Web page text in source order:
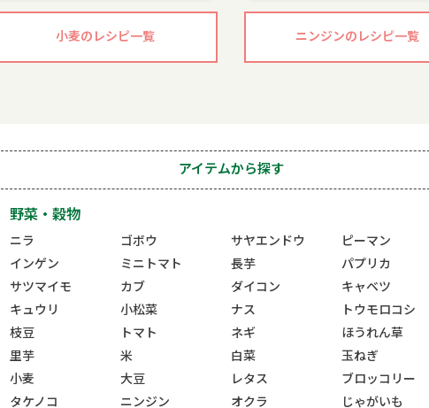
小麦のレシピ一覧 ニンジンのレシピ一覧
アイテムから探す
野菜・穀物
ニラ ゴボウ サヤエンドウ
ピーマン
インゲン
ミニトマト 長芋
パプリカ
サツマイモ
カブ ダイコン
キャベツ
キュウリ
小松菜 ナス
トウモロコシ
枝豆
トマト ネギ
ほうれん草
里芋
米 白菜
玉ねぎ
小麦
大豆 レタス
ブロッコリー
タケノコ
ニンジン オクラ
じゃがいも